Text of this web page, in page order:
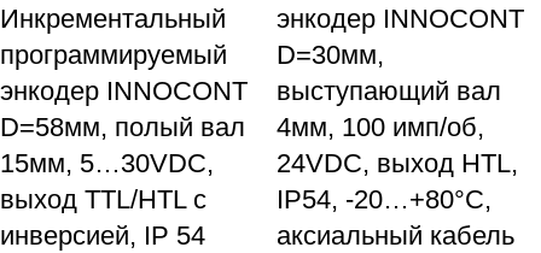
Инкрементальный
программируемый
энкодер INNOCONT
D=58мм, полый вал
15мм, 5…30VDC,
выход TTL/HTL с
инверсией, IP 54
энкодер INNOCONT
D=30мм,
выступающий вал
4мм, 100 имп/об,
24VDC, выход HTL,
IP54, -20…+80°C,
аксиальный кабель